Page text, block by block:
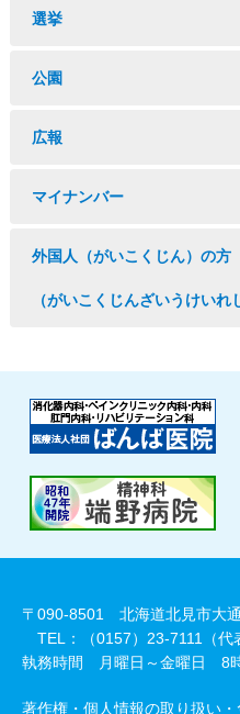
選挙
公園
広報
マイナンバー
外国人（がいこくじん）の方
（がいこくじんざいうけい
〒090-8501 北海道北見市大通
TEL：（0157）23-7111（代
執務時間 月曜日～金曜日 8
著作権・個人情報の取り扱い